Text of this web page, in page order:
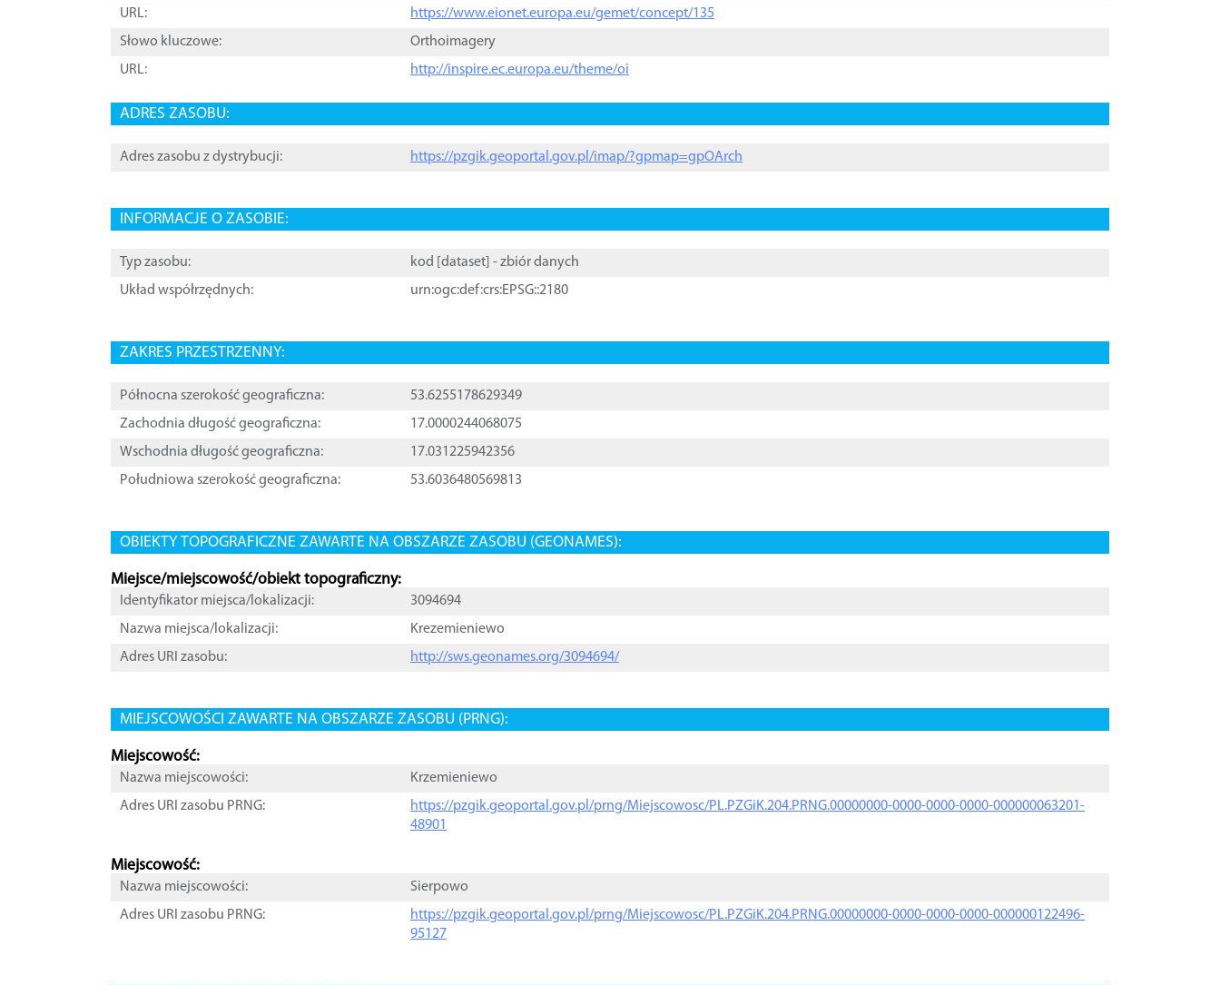
URL:
https://www.eionet.europa.eu/gemet/concept/135
Słowo kluczowe:
Orthoimagery
URL:
http://inspire.ec.europa.eu/theme/oi
ADRES ZASOBU:
Adres zasobu z dystrybucji: https://pzgik.geoportal.gov.pl/imap/?gpmap=gpOArch
INFORMACJE O ZASOBIE:
Typ zasobu: kod [ dataset ] - zbiór danych
Układ współrzędnych:
urn:ogc:def:crs:EPSG::2180
ZAKRES PRZESTRZENNY:
Północna szerokość geograficzna:
53.6255178629349
Zachodnia długość geograficzna:
17.0000244068075
Wschodnia długość geograficzna:
17.031225942356
Południowa szerokość geograficzna:
53.6036480569813
OBIEKTY TOPOGRAFICZNE ZAWARTE NA OBSZARZE ZASOBU (GEONAMES):
Miejsce/miejscowość/obiekt topograficzny:
Identyfikator miejsca/lokalizacji:
3094694
Nazwa miejsca/lokalizacji:
Krezemieniewo
Adres URI zasobu:
http://sws.geonames.org/3094694/
MIEJSCOWOŚCI ZAWARTE NA OBSZARZE ZASOBU (PRNG):
Miejscowość:
Nazwa miejscowości:
Krzemieniewo
Adres URI zasobu PRNG:
https://pzgik.geoportal.gov.pl/prng/Miejscowosc/PL.PZGiK.204.PRNG.00000000-0000-0000-0000-000000063201-
48901
Miejscowość:
Nazwa miejscowości:
Sierpowo
Adres URI zasobu PRNG:
https://pzgik.geoportal.gov.pl/prng/Miejscowosc/PL.PZGiK.204.PRNG.00000000-0000-0000-0000-000000122496-
95127